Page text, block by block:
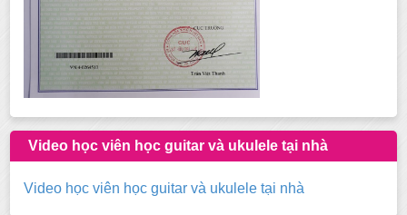
Video học viên học guitar và ukulele tại nhà
Video học viên học guitar và ukulele tại nhà